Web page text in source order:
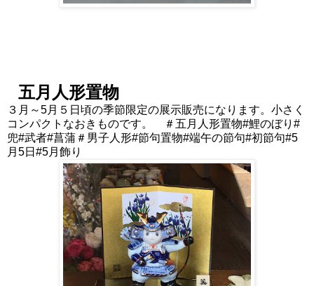
五月人形置物
３月～5月５日頃の季節限定の展示販売になります。小さく
コンパクトなおきものです。 ＃五月人形置物#鯉のぼり#
兜#武者#菖蒲＃男子人形#節句置物#端午の節句#初節句#5
月5日#5月飾り